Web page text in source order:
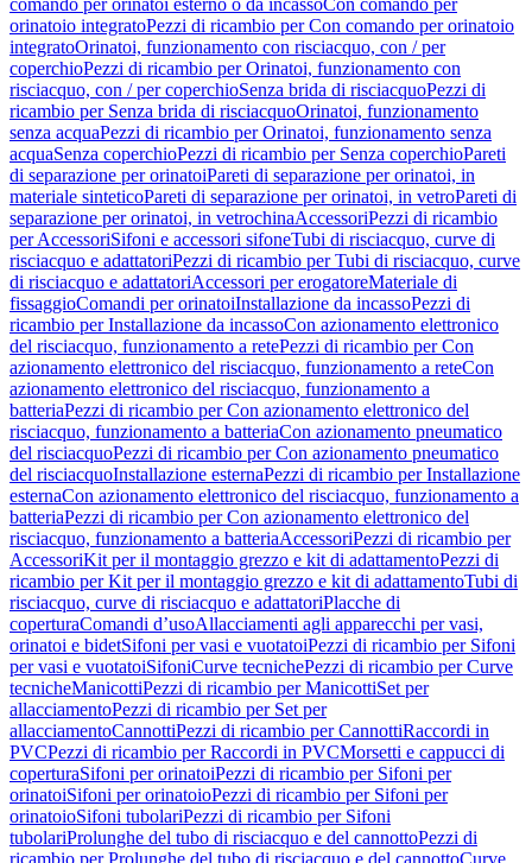
comando per orinatoi esterno o da incassoCon comando per
orinatoio integratoPezzi di ricambio per Con comando per orinatoio
integratoOrinatoi, funzionamento con risciacquo, con / per
coperchioPezzi di ricambio per Orinatoi, funzionamento con
risciacquo, con / per coperchioSenza brida di risciacquoPezzi di
ricambio per Senza brida di risciacquoOrinatoi, funzionamento
senza acquaPezzi di ricambio per Orinatoi, funzionamento senza
acquaSenza coperchioPezzi di ricambio per Senza coperchioPareti
di separazione per orinatoiPareti di separazione per orinatoi, in
materiale sinteticoPareti di separazione per orinatoi, in vetroPareti di
separazione per orinatoi, in vetrochinaAccessoriPezzi di ricambio
per AccessoriSifoni e accessori sifoneTubi di risciacquo, curve di
risciacquo e adattatoriPezzi di ricambio per Tubi di risciacquo, curve
di risciacquo e adattatoriAccessori per erogatoreMateriale di
fissaggioComandi per orinatoiInstallazione da incassoPezzi di
ricambio per Installazione da incassoCon azionamento elettronico
del risciacquo, funzionamento a retePezzi di ricambio per Con
azionamento elettronico del risciacquo, funzionamento a reteCon
azionamento elettronico del risciacquo, funzionamento a
batteriaPezzi di ricambio per Con azionamento elettronico del
risciacquo, funzionamento a batteriaCon azionamento pneumatico
del risciacquoPezzi di ricambio per Con azionamento pneumatico
del risciacquoInstallazione esternaPezzi di ricambio per Installazione
esternaCon azionamento elettronico del risciacquo, funzionamento a
batteriaPezzi di ricambio per Con azionamento elettronico del
risciacquo, funzionamento a batteriaAccessoriPezzi di ricambio per
AccessoriKit per il montaggio grezzo e kit di adattamentoPezzi di
ricambio per Kit per il montaggio grezzo e kit di adattamentoTubi di
risciacquo, curve di risciacquo e adattatoriPlacche di
coperturaComandi d’usoAllacciamenti agli apparecchi per vasi,
orinatoi e bidetSifoni per vasi e vuotatoiPezzi di ricambio per Sifoni
per vasi e vuotatoiSifoniCurve tecnichePezzi di ricambio per Curve
tecnicheManicottiPezzi di ricambio per ManicottiSet per
allacciamentoPezzi di ricambio per Set per
allacciamentoCannottiPezzi di ricambio per CannottiRaccordi in
PVCPezzi di ricambio per Raccordi in PVCMorsetti e cappucci di
coperturaSifoni per orinatoiPezzi di ricambio per Sifoni per
orinatoiSifoni per orinatoioPezzi di ricambio per Sifoni per
orinatoioSifoni tubolariPezzi di ricambio per Sifoni
tubolariProlunghe del tubo di risciacquo e del cannottoPezzi di
ricambio per Prolunghe del tubo di risciacquo e del cannottoCurve